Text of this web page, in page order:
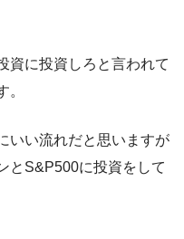
資に投資しろと言われて
。
いい流れだと思いますが
とS&P500に投資をして